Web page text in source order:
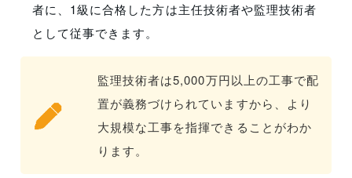
者に、1級に合格した方は主任技術者や監理技術者
として従事できます。
監理技術者は5,000万円以上の工事で配
置が義務づけられていますから、より
大規模な工事を指揮できることがわか
ります。